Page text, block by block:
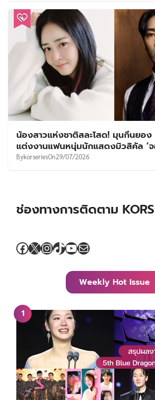
น้องสาวแห่งชาติสละโสด! มุนกึนยอง
แต่งงานแฟนหนุ่มนักแสดงมิวสิคัล ‘
BykorseriesOn29/07/2026
ช่องทางการติดตาม
Facebook
X Instagram
TikTok
YouTube
Mail
Weekly Hot Issue